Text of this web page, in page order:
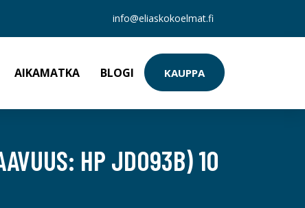
info@eliaskokoelmat.fi
AIKAMATKA BLOGI KAUPPA
HP JD093B) 10